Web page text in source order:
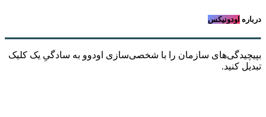
درباره اودونیکس
بپیچیدگی‌های سازمان را با شخصی‌سازی اودوو به سادگیِ یک کلیک
تبدیل کنید.